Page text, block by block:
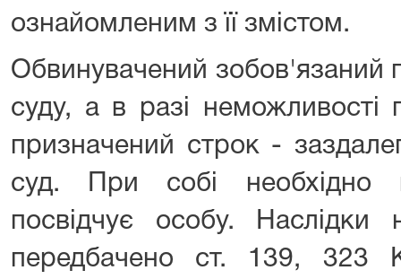
ознайомленим з її змістом.
Обвинувачений зобов'язаний
суду, а в разі
призначений строк -
суд. При собі необхідно
посвідчує особу. Наслідки
передбачено ст. 139, 323